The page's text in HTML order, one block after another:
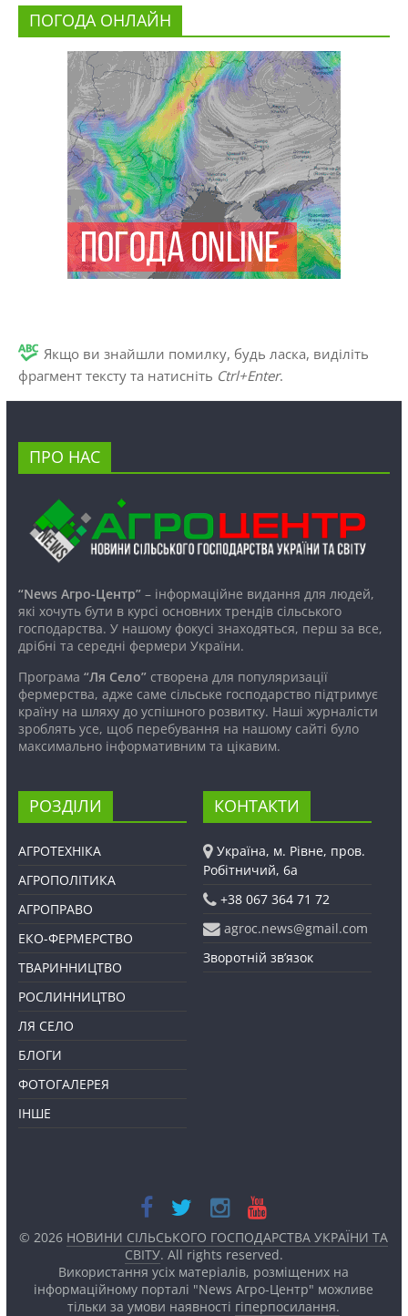
ПОГОДА ОНЛАЙН
Якщо ви знайшли помилку, будь ласка, виділіть
фрагмент тексту та натисніть Ctrl+Enter.
ПРО НАС
“News Агро-Центр”– інформаційне видання для людей,
які хочуть бути в курсі основних трендів сільського
господарства. У нашому фокусі знаходяться, перш за все,
дрібні та середні фермери України.
Програма “Ля Село”створена для популяризації
фермерства, адже саме сільське господарство підтримує
країну на шляху до успішного розвитку. Наші журналісти
зроблять усе, щоб перебування на нашому сайті було
максимально інформативним та цікавим.
РОЗДІЛИ
АГРОТЕХНІКА
АГРОПОЛІТИКА
АГРОПРАВО
ЕКО-ФЕРМЕРСТВО
ТВАРИННИЦТВО
РОСЛИННИЦТВО
ЛЯ СЕЛО
БЛОГИ
ФОТОГАЛЕРЕЯ
ІНШЕ
КОНТАКТИ
Україна, м. Рівне, пров.
Робітничий, 6а
+38 067 364 71 72
agroc.news@gmail.com
Зворотній зв’язок
© 2026 НОВИНИ СІЛЬСЬКОГО ГОСПОДАРСТВА УКРАЇНИ ТА
СВІТУ. All rights reserved.
Використання усіх матеріалів, розміщених на
інформаційному порталі "News Агро-Центр" можливе
тільки за умови наявності гіперпосилання.